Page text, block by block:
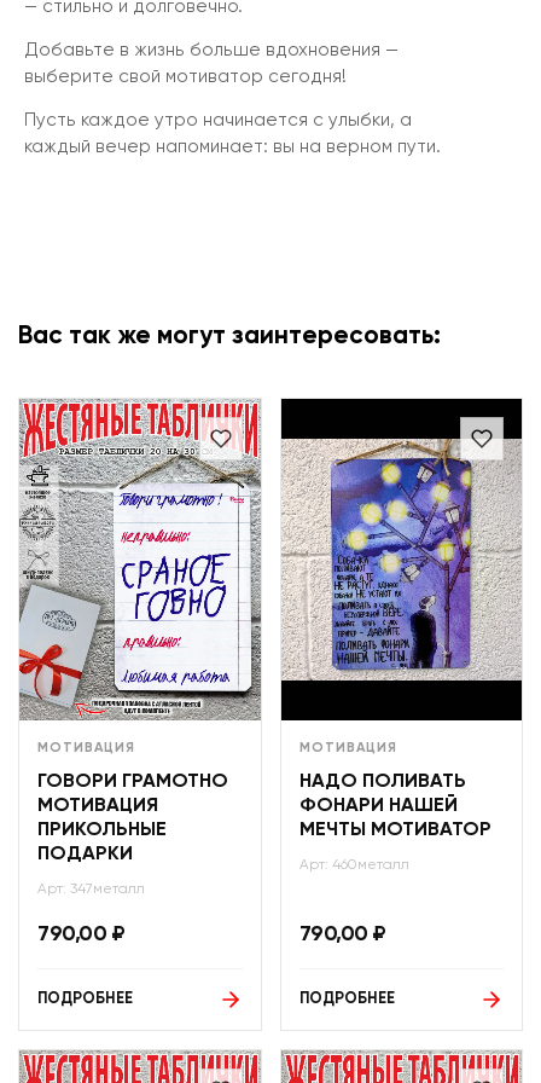
— стильно и долговечно.
Добавьте в жизнь больше вдохновения —
выберите свой мотиватор сегодня!
Пусть каждое утро начинается с улыбки, а
каждый вечер напоминает: вы на верном пути.
Вас так же могут заинтересовать:
МОТИВАЦИЯ
ГОВОРИ ГРАМОТНО
МОТИВАЦИЯ
ПРИКОЛЬНЫЕ
ПОДАРКИ
Арт: 347металл
790,00 ₽
ПОДРОБНЕЕ
МОТИВАЦИЯ
НАДО ПОЛИВАТЬ
ФОНАРИ НАШЕЙ
МЕЧТЫ МОТИВАТОР
Арт: 460металл
790,00 ₽
ПОДРОБНЕЕ